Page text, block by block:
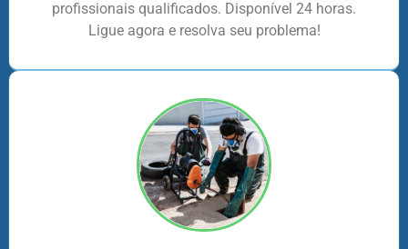
profissionais qualificados. Disponível 24 horas.
Ligue agora e resolva seu problema!